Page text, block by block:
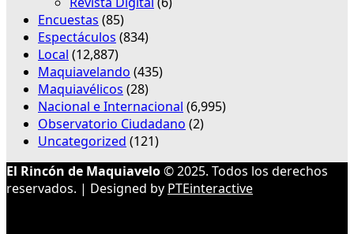
Encuestas (85)
Espectáculos (834)
Local (12,887)
Maquiavelando (435)
Maquiavélicos (28)
Nacional e Internacional (6,995)
Observatorio Ciudadano (2)
Uncategorized (121)
El Rincón de Maquiavelo© 2025. Todos los derechos
reservados. | Designed by PTEinteractive